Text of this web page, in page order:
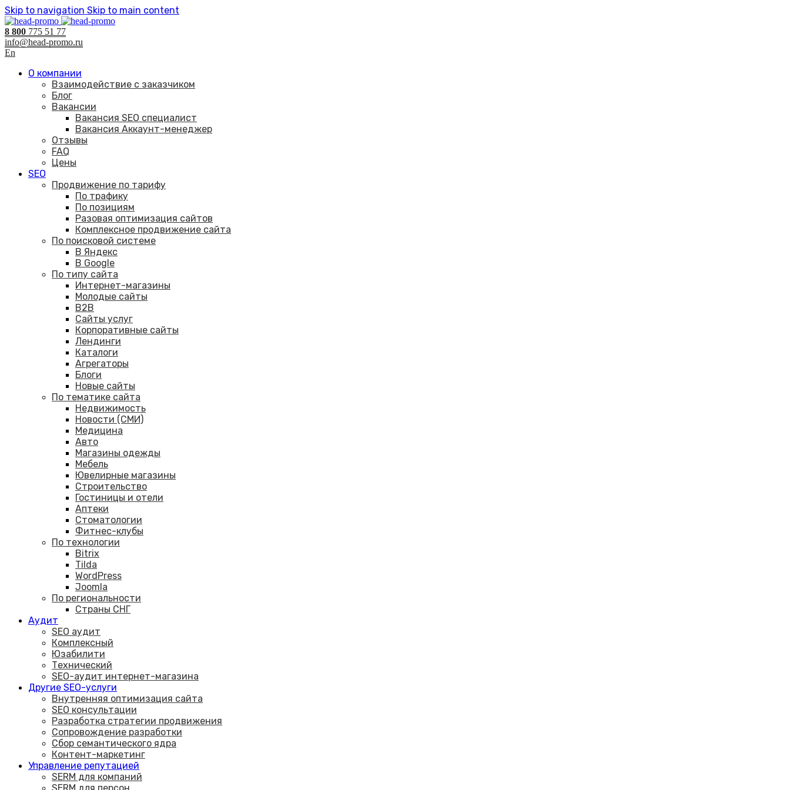
Skip to navigation Skip to main content
8 800 775 51 77
info@head-promo.ru
En
О компании
Взаимодействие с заказчиком
Блог
Вакансии
Вакансия SEO специалист
Вакансия Аккаунт-менеджер
Отзывы
FAQ
Цены
SEO
Продвижение по тарифу
По трафику
По позициям
Разовая оптимизация сайтов
Комплексное продвижение сайта
По поисковой системе
В Яндекс
В Google
По типу сайта
Интернет-магазины
Молодые сайты
B2B
Сайты услуг
Корпоративные сайты
Лендинги
Каталоги
Агрегаторы
Блоги
Новые сайты
По тематике сайта
Недвижимость
Новости (СМИ)
Медицина
Авто
Магазины одежды
Мебель
Ювелирные магазины
Строительство
Гостиницы и отели
Аптеки
Cтоматологии
Фитнес-клубы
По технологии
Bitrix
Tilda
WordPress
Joomla
По региональности
Страны СНГ
Аудит
SEO аудит
Комплексный
Юзабилити
Технический
SEO-аудит интернет-магазина
Другие SEO-услуги
Внутренняя оптимизация сайта
SEO консультации
Разработка стратегии продвижения
Сопровождение разработки
Сбор семантического ядра
Контент-маркетинг
Управление репутацией
SERM для компаний